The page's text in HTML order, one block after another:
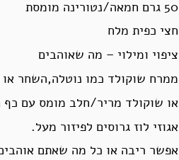
50 גרם חמאה/נטורינה מומסת
חצי כפית מלח
ציפוי ומילוי – מה שאוהבים
ממרח שוקולד כמו נוטלה,השחר או
או שוקולד מריר/חלב מומס עם כף
אגוזי לוז גרוסים לפיזור מעל.
אפשר ריבה או כל מה שאתם